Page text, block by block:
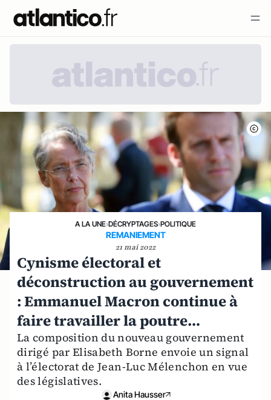
A LA UNE›DÉCRYPTAGES›POLITIQUE
REMANIEMENT
21 mai 2022
Cynisme électoral et
déconstruction au gouvernement
: Emmanuel Macron continue à
faire travailler la poutre…
La composition du nouveau gouvernement
dirigé par Elisabeth Borne envoie un signal
à l’électorat de Jean-Luc Mélenchon en vue
des législatives.
Anita Hausser